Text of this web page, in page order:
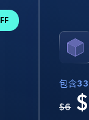
包含
$6